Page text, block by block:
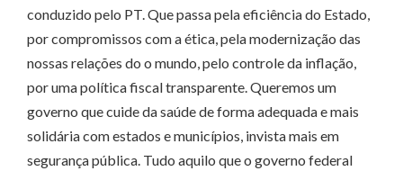
conduzido pelo PT. Que passa pela eficiência do Estado,
por compromissos com a ética, pela modernização das
nossas relações do o mundo, pelo controle da inflação,
por uma política fiscal transparente. Queremos um
governo que cuide da saúde de forma adequada e mais
solidária com estados e municípios, invista mais em
segurança pública. Tudo aquilo que o governo federal